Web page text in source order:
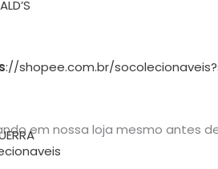
://shopee.com.br/
em nossa loja mesmo antes